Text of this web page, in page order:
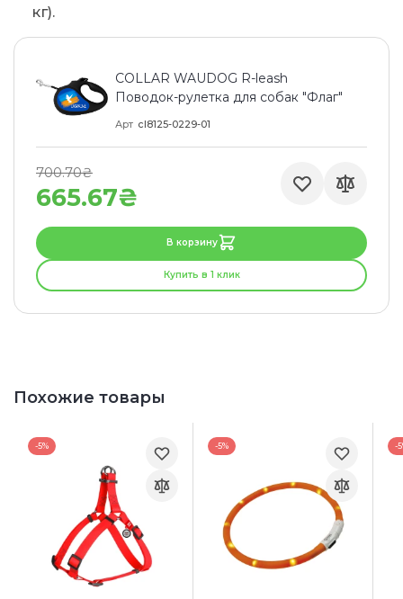
кг).
COLLAR WAUDOG R-leash
Поводок-рулетка для собак "Флаг"
Арт cl8125-0229-01
665.67₴
700.70₴
В корзину
Купить в 1 клик
Похожие товары
-5% -5% -